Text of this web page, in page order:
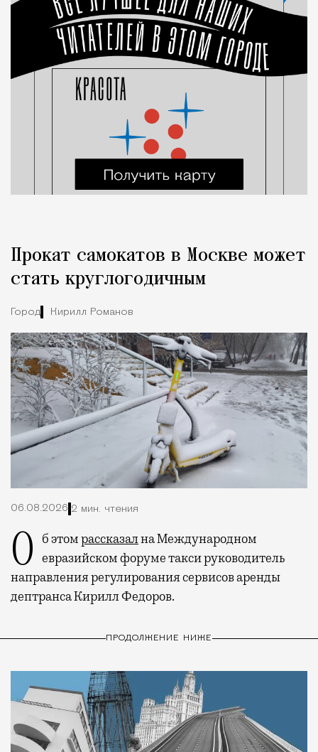
Прокат самокатов в Москве может
стать круглогодичным
Город Кирилл Романов
06.08.2026 2 мин. чтения
Об этомрассказална Международном
евразийском форуме такси руководитель
направления регулирования сервисов аренды
дептранса Кирилл Федоров.
ПРОДОЛЖЕНИЕ НИЖЕ